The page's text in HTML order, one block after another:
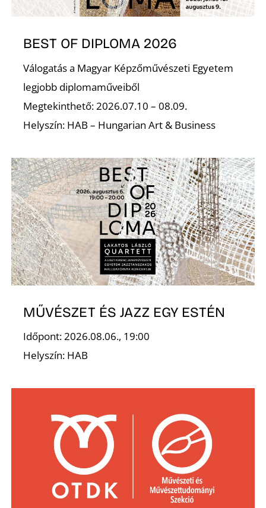
BEST OF DIPLOMA 2026
Válogatás a Magyar Képzőművészeti Egyetem
legjobb diplomaműveiből
Megtekinthető: 2026.07.10 – 08.09.
Helyszín: HAB – Hungarian Art & Business
MŰVÉSZET ÉS JAZZ EGY ESTÉN
Időpont: 2026.08.06., 19:00
Helyszín: HAB